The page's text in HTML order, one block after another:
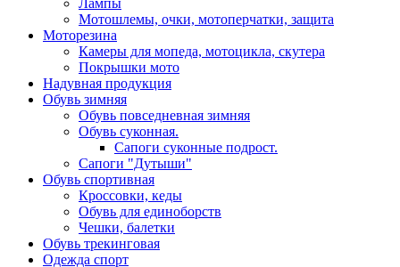
Мотошлемы, очки, мотоперчатки, защита
Моторезина
Камеры для мопеда, мотоцикла, скутера
Покрышки мото
Надувная продукция
Обувь зимняя
Обувь повседневная зимняя
Обувь суконная.
Сапоги суконные подрост.
Сапоги "Дутыши"
Обувь спортивная
Кроссовки, кеды
Обувь для единоборств
Чешки, балетки
Обувь трекинговая
Одежда спорт